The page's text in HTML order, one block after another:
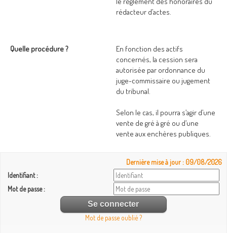
rédacteur d’actes.
Quelle procédure ?
En fonction des actifs
concernés, la cession sera
autorisée par ordonnance du
juge-commissaire ou jugement
du tribunal.
Selon le cas, il pourra s’agir d’une
vente de gré à gré ou d’une
vente aux enchères publiques.
Dernière mise à jour : 09/08/2026
Identifiant :
Mot de passe :
Mot de passe oublié ?